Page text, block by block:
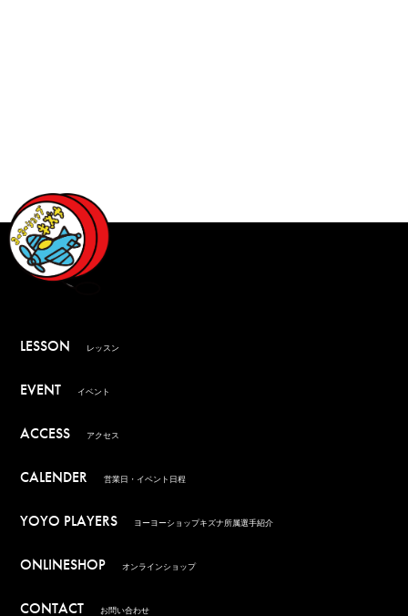
LESSON レッスン
EVENT イベント
ACCESS アクセス
CALENDER 営業日・イベント日程
YOYO PLAYERS ヨーヨーショップキズナ所属選手紹介
ONLINESHOP オンラインショップ
CONTACT お問い合わせ